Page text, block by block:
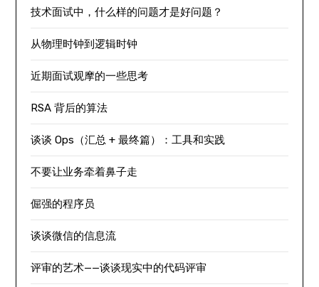
技术面试中，什么样的问题才是好问题？
从物理时钟到逻辑时钟
近期面试观摩的一些思考
RSA 背后的算法
谈谈 Ops（汇总 + 最终篇）：工具和实践
不要让业务牵着鼻子走
倔强的程序员
谈谈微信的信息流
评审的艺术——谈谈现实中的代码评审